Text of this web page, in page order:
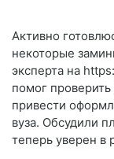
Активно
некоторые
эксперта на
помог
привести
вуза. Обсудили
теперь уверен в